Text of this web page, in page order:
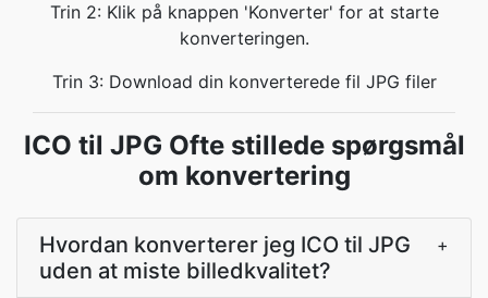
Trin 2: Klik på knappen 'Konverter' for at starte
konverteringen.
Trin 3: Download din konverterede fil JPG filer
ICO til JPG Ofte stillede spørgsmål
om konvertering
Hvordan konverterer jeg ICO til JPG
uden at miste billedkvalitet?
+